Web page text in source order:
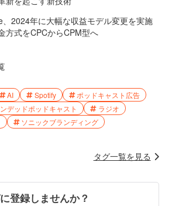
2024年に大幅な収益モデル変更を実施
方式をCPCからCPM型へ
AI Spotify
ポッドキャスト広告
デッドポッドキャスト
ラジオ
ソニックブランディング
タグ一覧を見る
登録しませんか？